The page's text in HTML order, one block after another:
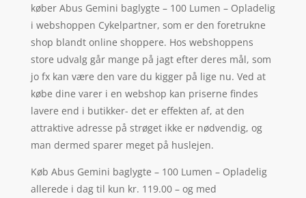
køber Abus Gemini baglygte – 100 Lumen – Opladelig
i webshoppen Cykelpartner, som er den foretrukne
shop blandt online shoppere. Hos webshoppens
store udvalg går mange på jagt efter deres mål, som
jo fx kan være den vare du kigger på lige nu. Ved at
købe dine varer i en webshop kan priserne findes
lavere end i butikker- det er effekten af, at den
attraktive adresse på strøget ikke er nødvendig, og
man dermed sparer meget på huslejen.
Køb Abus Gemini baglygte – 100 Lumen – Opladelig
allerede i dag til kun kr. 119.00 – og med